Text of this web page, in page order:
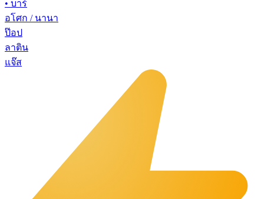
• บาร์
อโศก / นานา
ป๊อป
ลาติน
แจ๊ส